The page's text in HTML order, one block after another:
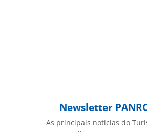
Newsletter
As principais notícias do